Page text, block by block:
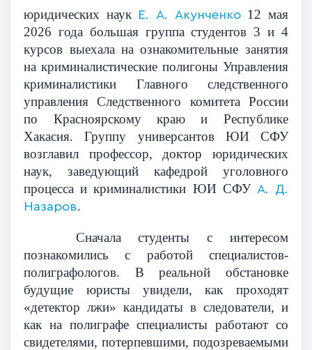
юридических наук Е. А. Акунченко12 мая
2026 года большая группа студентов 3 и 4
курсов выехала на ознакомительные занятия
на криминалистические полигоны Управления
криминалистики Главного следственного
управления Следственного комитета России
по Красноярскому краю и Республике
Хакасия. Группу универсантов ЮИ СФУ
возглавил профессор, доктор юридических
наук, заведующий кафедрой уголовного
процесса и криминалистики ЮИ СФУ А. Д.
Назаров.
Сначала студенты с интересом
познакомились с работой специалистов-
полиграфологов. В реальной обстановке
будущие юристы увидели, как проходят
«детектор лжи» кандидаты в следователи, и
как на полиграфе специалисты работают со
свидетелями, потерпевшими, подозреваемыми